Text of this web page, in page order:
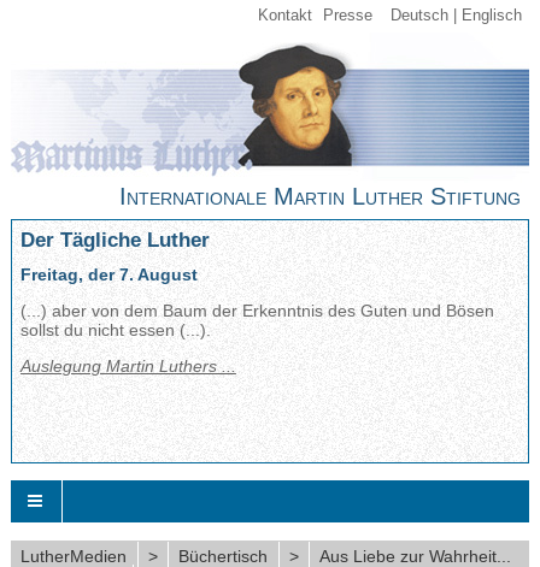
Kontakt Presse Deutsch Englisch
Internationale Martin Luther Stiftung
Der Tägliche Luther
Freitag, der 7. August
(...) aber von dem Baum der Erkenntnis des Guten und Bösen
sollst du nicht essen (...).
Auslegung Martin Luthers ...
LutherMedien > Büchertisch >
Aus Liebe zur Wahrheit...